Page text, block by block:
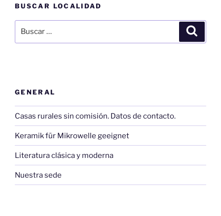
BUSCAR LOCALIDAD
por:
GENERAL
Casas rurales sin comisión. Datos de contacto.
Keramik für Mikrowelle geeignet
Literatura clásica y moderna
Nuestra sede